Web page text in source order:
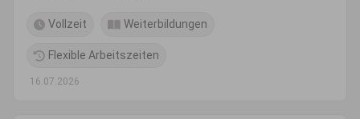
Vollzeit Weiterbildungen
Flexible Arbeitszeiten
16.07.2026